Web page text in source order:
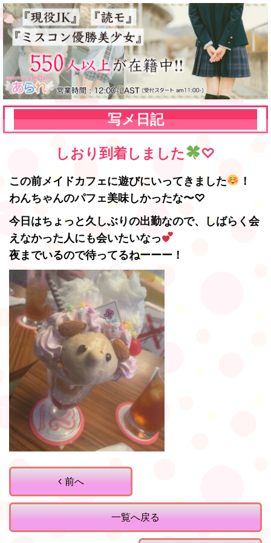
写メ日記
しおり到着しました
♡
この前メイドカフェに遊びにいってきました
！
わんちゃんのパフェ美味しかったな〜♡
今日はちょっと久しぶりの出勤なので、しばらく会
えなかった人にも会いたいなっ
夜までいるので待ってるねーーー！
前へ
一覧へ戻る